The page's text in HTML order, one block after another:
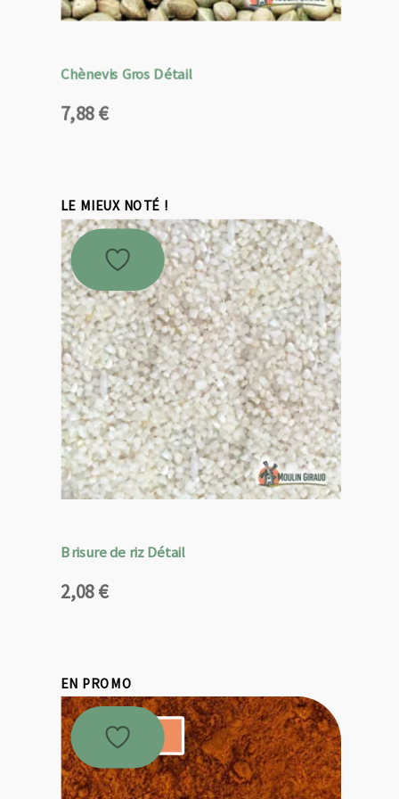
Chènevis Gros Détail
7,88€
LE MIEUX NOTÉ !
Brisure de riz Détail
2,08€
EN PROMO
Promo !